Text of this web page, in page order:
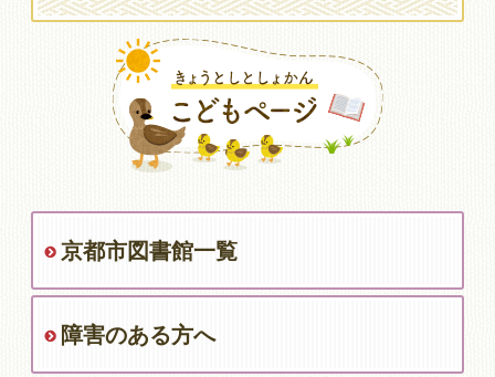
京都市図書館一覧
障害のある方へ